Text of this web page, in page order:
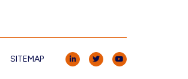
SITEMAP LINKEDINTWITTERYOUTUBE